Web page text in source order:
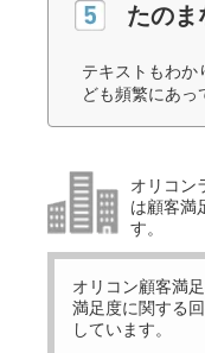
たのま
テキストもわか
ども頻繁にあっ
オリコン
は顧客満
す。
オリコン顧客満
満足度に関する
しています。